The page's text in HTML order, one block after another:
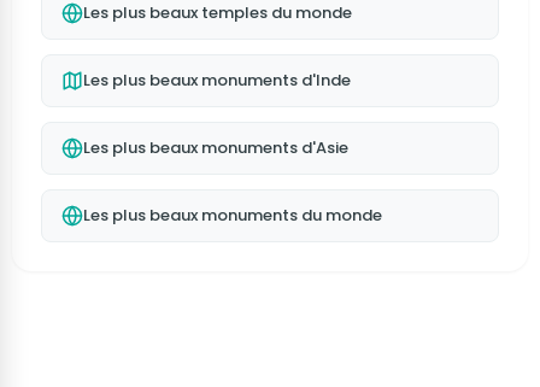
Les plus beaux temples du monde
Les plus beaux monuments d'Inde
Les plus beaux monuments d'Asie
Les plus beaux monuments du monde